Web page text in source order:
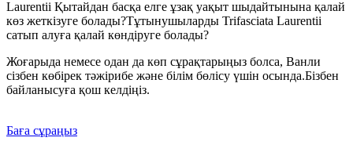
Laurentii Қытайдан басқа елге ұзақ уақыт шыдайтынына қалай
көз жеткізуге болады?Тұтынушыларды Trifasciata Laurentii
сатып алуға қалай көндіруге болады?
Жоғарыда немесе одан да көп сұрақтарыңыз болса, Ванли
сізбен көбірек тәжірибе және білім бөлісу үшін осында.Бізбен
байланысуға қош келдіңіз.
Баға сұраңыз